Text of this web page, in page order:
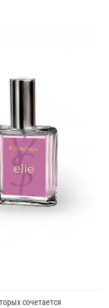
сочетается